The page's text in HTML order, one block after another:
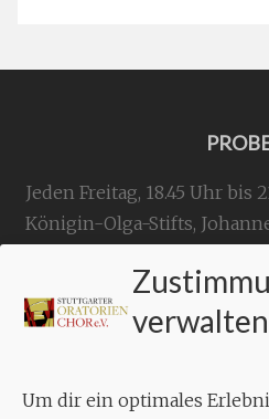
verwalten
Um dir ein optimales
Jeden Freitag, 18.45 Uhr bis
Königin-Olga-Stifts,
Aixheimer